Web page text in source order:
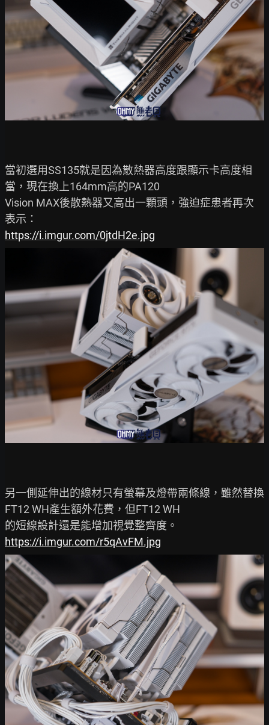
當初選用SS135就是因為散熱器高度跟顯示卡高度相
當，現在換上164mm高的PA120
Vision MAX後散熱器又高出一顆頭，強迫症患者再次
https://i.imgur.com/0jtdH2e.jpg
另一側延伸出的線材只有螢幕及燈帶兩條線，雖然替換
FT12 WH產生額外花費，但FT12 WH
https://i.imgur.com/r5qAvFM.jpg